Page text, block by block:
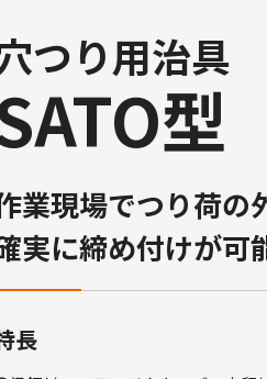
つり用治具
型
業現場でつり荷の
実に締め付けが可
長